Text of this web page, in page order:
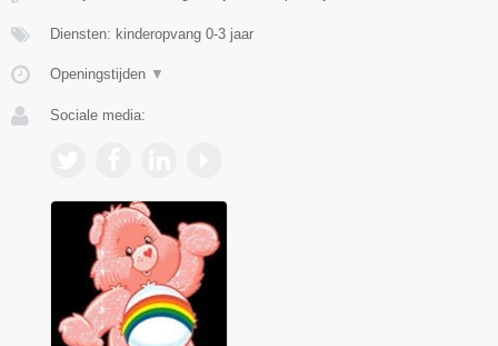
Diensten: kinderopvang 0-3 jaar
Openingstijden ▼
Sociale media: